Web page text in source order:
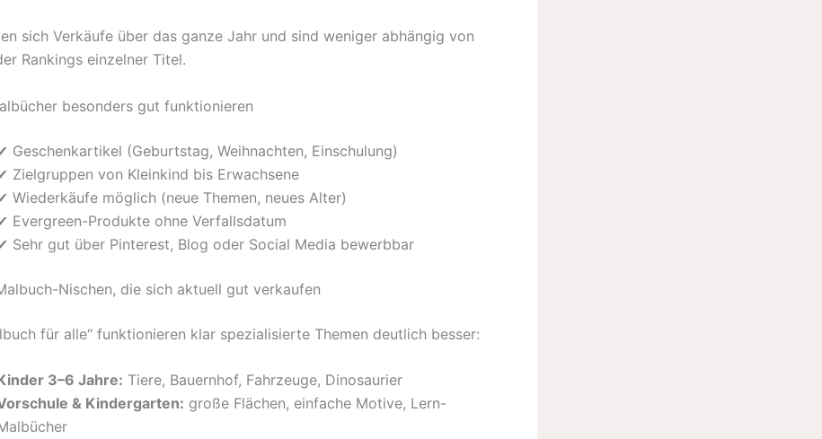
sich Verkäufe über das ganze Jahr und sind weniger abhängig von
Rankings einzelner Titel.
besonders gut funktionieren
Geschenkartikel (Geburtstag, Weihnachten, Einschulung)
Zielgruppen von Kleinkind bis Erwachsene
Wiederkäufe möglich (neue Themen, neues Alter)
Evergreen-Produkte ohne Verfallsdatum
Sehr gut über Pinterest, Blog oder Social Media bewerbbar
Nischen, die sich aktuell gut verkaufen
für alle“ funktionieren klar spezialisierte Themen deutlich besser:
3–6 Jahre: Tiere, Bauernhof, Fahrzeuge, Dinosaurier
& Kindergarten: große Flächen, einfache Motive, Lern-